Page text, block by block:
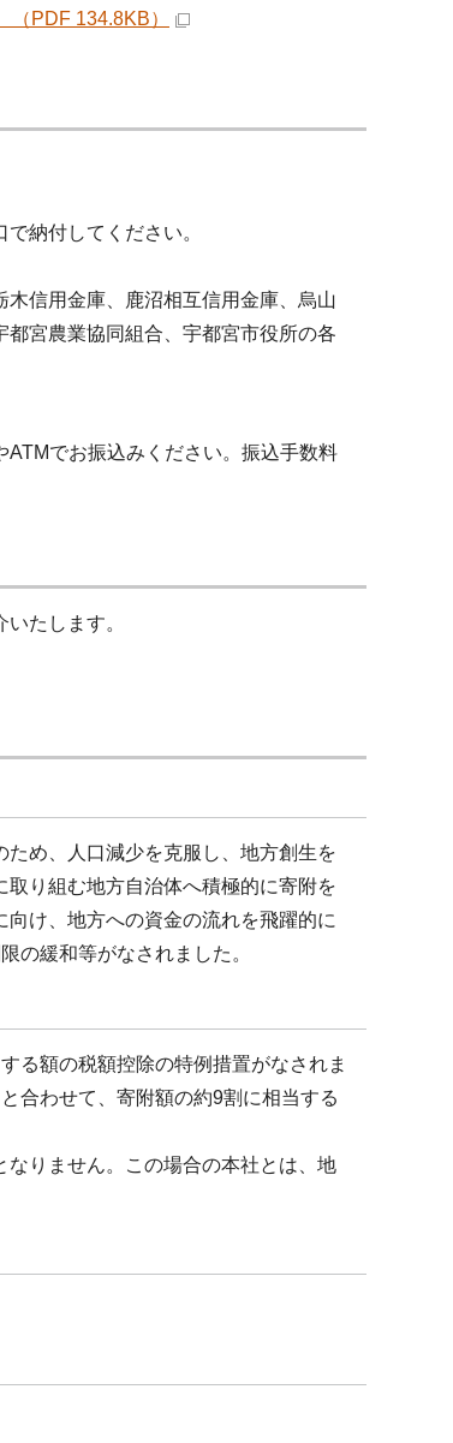
PDF 134.8KB）
納付してください。
信用金庫、鹿沼相互信用金庫、烏山
宮農業協同組合、宇都宮市役所の各
でお振込みください。振込手数料
たします。
め、人口減少を克服し、地方創生を
り組む地方自治体へ積極的に寄附を
け、地方への資金の流れを飛躍的に
の緩和等がなされました。
る額の税額控除の特例措置がなされま
合わせて、寄附額の約9割に相当する
りません。この場合の本社とは、地